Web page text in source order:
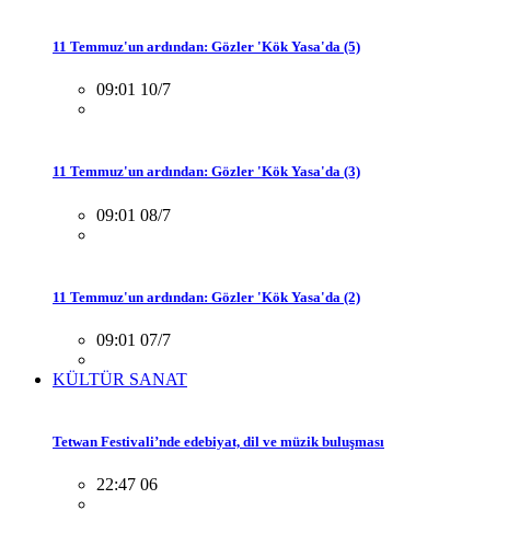
11 Temmuz'un ardından: Gözler 'Kök Yasa'da (5)
09:01 10/7
11 Temmuz'un ardından: Gözler 'Kök Yasa'da (3)
09:01 08/7
11 Temmuz'un ardından: Gözler 'Kök Yasa'da (2)
09:01 07/7
KÜLTÜR SANAT
Tetwan Festivali’nde edebiyat, dil ve müzik buluşması
22:47 06